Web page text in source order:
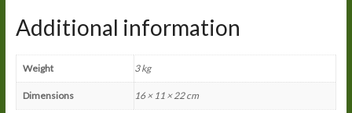
Additional information
Weight 3 kg
Dimensions 16 × 11 × 22 cm